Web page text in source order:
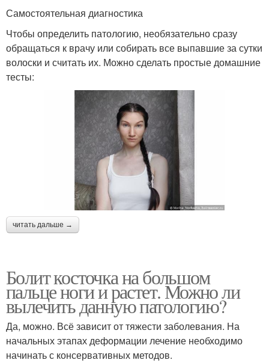
Самостоятельная диагностика
Чтобы определить патологию, необязательно сразу
обращаться к врачу или собирать все выпавшие за сутки
волоски и считать их. Можно сделать простые домашние
тесты:
читать дальше →
Болит косточка на большом
пальце ноги и растет. Можно ли
вылечить данную патологию?
Да, можно. Всё зависит от тяжести заболевания. На
начальных этапах деформации лечение необходимо
начинать с консервативных методов.